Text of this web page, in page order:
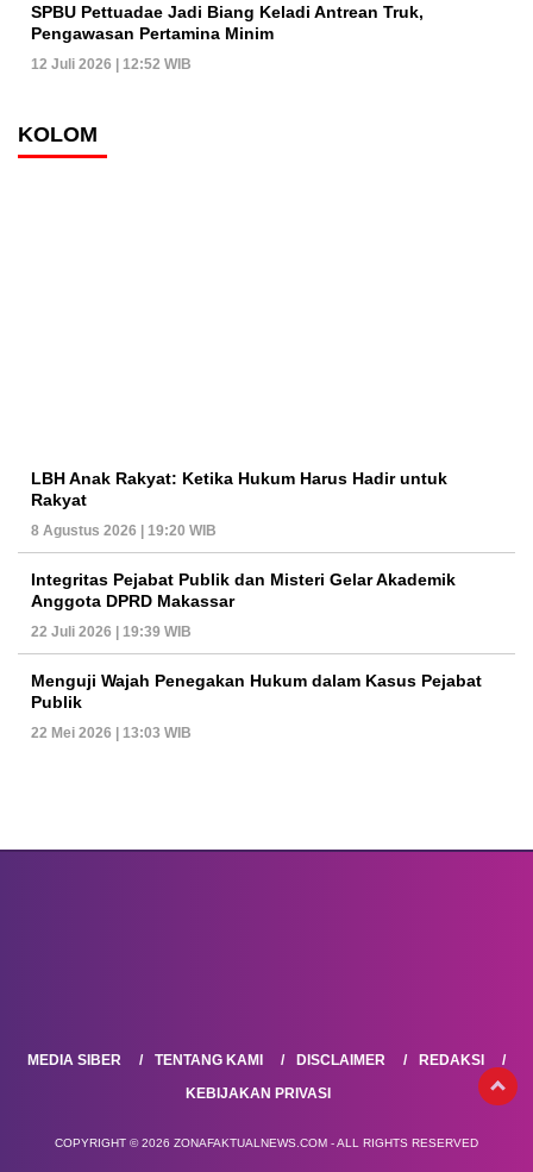
SPBU Pettuadae Jadi Biang Keladi Antrean Truk,
Pengawasan Pertamina Minim
12 Juli 2026 | 12:52 WIB
KOLOM
LBH Anak Rakyat: Ketika Hukum Harus Hadir untuk
Rakyat
8 Agustus 2026 | 19:20 WIB
Integritas Pejabat Publik dan Misteri Gelar Akademik
Anggota DPRD Makassar
22 Juli 2026 | 19:39 WIB
Menguji Wajah Penegakan Hukum dalam Kasus Pejabat
Publik
22 Mei 2026 | 13:03 WIB
MEDIA SIBER TENTANG KAMI DISCLAIMER
REDAKSI
KEBIJAKAN PRIVASI
COPYRIGHT © 2026 ZONAFAKTUALNEWS.COM - ALL RIGHTS RESERVED